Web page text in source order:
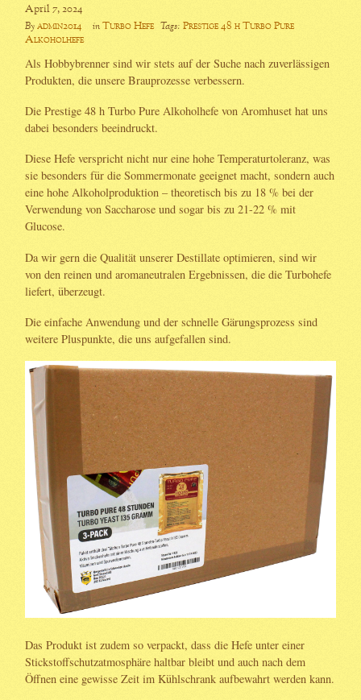
April 7, 2024
Byadmin2014 inTurbo Hefe Tags: Prestige 48 h Turbo Pure
Alkoholhefe
Als Hobbybrenner sind wir stets auf der Suche nach zuverlässigen
Produkten, die unsere Brauprozesse verbessern.
Die Prestige 48 h Turbo Pure Alkoholhefe von Aromhuset hat uns
dabei besonders beeindruckt.
Diese Hefe verspricht nicht nur eine hohe Temperaturtoleranz, was
sie besonders für die Sommermonate geeignet macht, sondern auch
eine hohe Alkoholproduktion – theoretisch bis zu 18 % bei der
Verwendung von Saccharose und sogar bis zu 21-22 % mit
Glucose.
Da wir gern die Qualität unserer Destillate optimieren, sind wir
von den reinen und aromaneutralen Ergebnissen, die die Turbohefe
liefert, überzeugt.
Die einfache Anwendung und der schnelle Gärungsprozess sind
weitere Pluspunkte, die uns aufgefallen sind.
Das Produkt ist zudem so verpackt, dass die Hefe unter einer
Stickstoffschutzatmosphäre haltbar bleibt und auch nach dem
Öffnen eine gewisse Zeit im Kühlschrank aufbewahrt werden kann.